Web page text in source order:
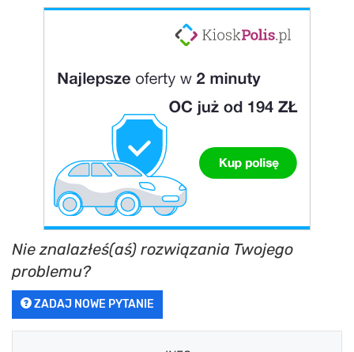
Nie znalazłeś(aś) rozwiązania Twojego
problemu?
ZADAJ NOWE PYTANIE